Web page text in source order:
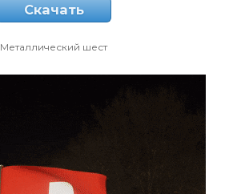
Скачать
Металлический шест